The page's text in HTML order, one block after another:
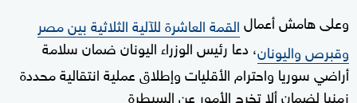
وعلى هامش أعمالالقمة العاشرة للآلية الثلاثية بين مصر
وقبرص واليونان، دعا رئيس الوزراء اليونان ضمان سلامة
أراضي سوريا واحترام الأقليات وإطلاق عملية انتقالية محددة
زمنيا لضمان ألا تخرج الأمور عن السيطرة